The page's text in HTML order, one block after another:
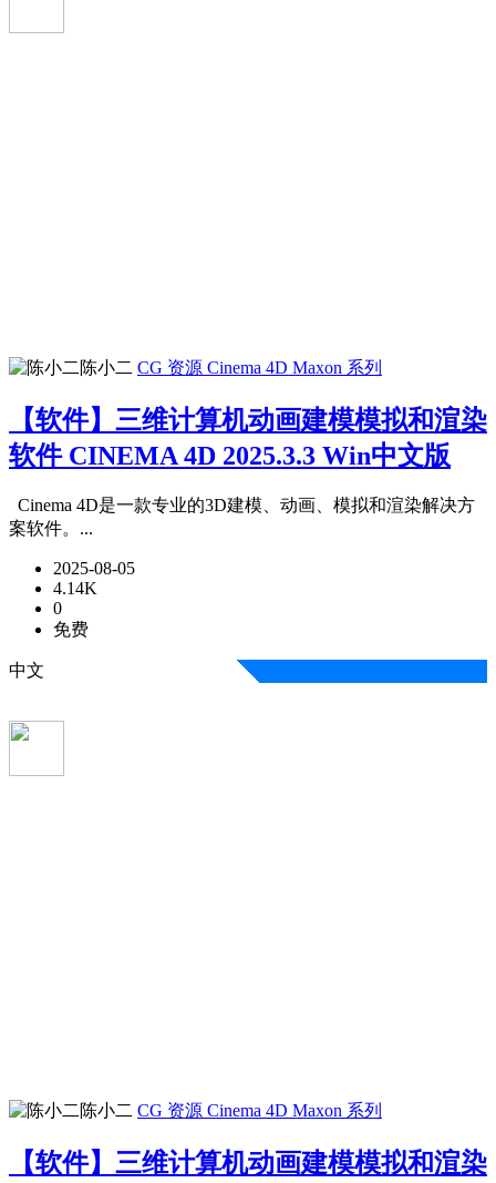
陈小二 CG 资源 Cinema 4D Maxon 系列
【软件】三维计算机动画建模模拟和渲染
软件 CINEMA 4D 2025.3.3 Win中文版
Cinema 4D是一款专业的3D建模、动画、模拟和渲染解决方
案软件。...
2025-08-05
4.14K
0
免费
中文
陈小二 CG 资源 Cinema 4D Maxon 系列
【软件】三维计算机动画建模模拟和渲染